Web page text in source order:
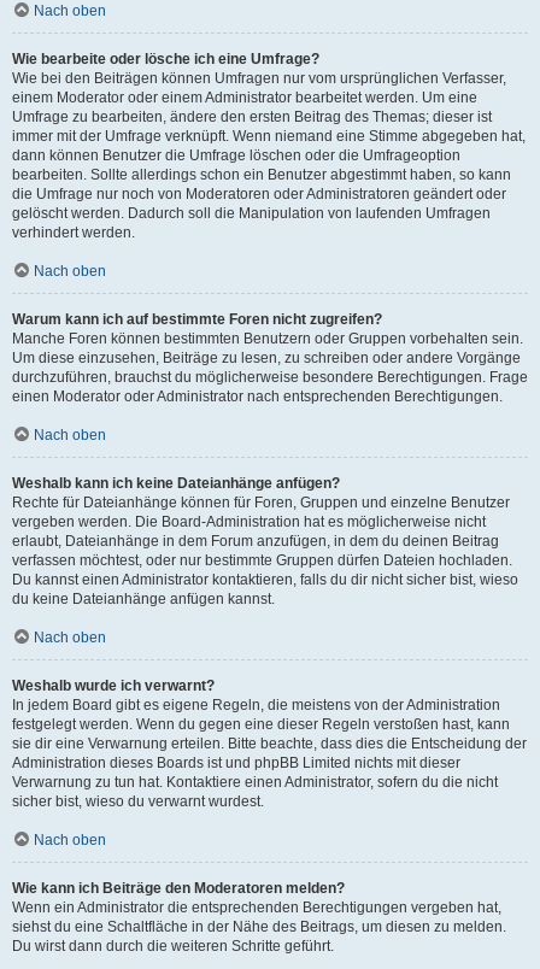
Nach oben
Wie bearbeite oder lösche ich eine Umfrage?
Wie bei den Beiträgen können Umfragen nur vom ursprünglichen Verfasser,
einem Moderator oder einem Administrator bearbeitet werden. Um eine
Umfrage zu bearbeiten, ändere den ersten Beitrag des Themas; dieser ist
immer mit der Umfrage verknüpft. Wenn niemand eine Stimme abgegeben hat,
dann können Benutzer die Umfrage löschen oder die Umfrageoption
bearbeiten. Sollte allerdings schon ein Benutzer abgestimmt haben, so kann
die Umfrage nur noch von Moderatoren oder Administratoren geändert oder
gelöscht werden. Dadurch soll die Manipulation von laufenden Umfragen
verhindert werden.
Nach oben
Warum kann ich auf bestimmte Foren nicht zugreifen?
Manche Foren können bestimmten Benutzern oder Gruppen vorbehalten sein.
Um diese einzusehen, Beiträge zu lesen, zu schreiben oder andere Vorgänge
durchzuführen, brauchst du möglicherweise besondere Berechtigungen. Frage
einen Moderator oder Administrator nach entsprechenden Berechtigungen.
Nach oben
Weshalb kann ich keine Dateianhänge anfügen?
Rechte für Dateianhänge können für Foren, Gruppen und einzelne Benutzer
vergeben werden. Die Board-Administration hat es möglicherweise nicht
erlaubt, Dateianhänge in dem Forum anzufügen, in dem du deinen Beitrag
verfassen möchtest, oder nur bestimmte Gruppen dürfen Dateien hochladen.
Du kannst einen Administrator kontaktieren, falls du dir nicht sicher bist, wieso
du keine Dateianhänge anfügen kannst.
Nach oben
Weshalb wurde ich verwarnt?
In jedem Board gibt es eigene Regeln, die meistens von der Administration
festgelegt werden. Wenn du gegen eine dieser Regeln verstoßen hast, kann
sie dir eine Verwarnung erteilen. Bitte beachte, dass dies die Entscheidung der
Administration dieses Boards ist und phpBB Limited nichts mit dieser
Verwarnung zu tun hat. Kontaktiere einen Administrator, sofern du die nicht
sicher bist, wieso du verwarnt wurdest.
Nach oben
Wie kann ich Beiträge den Moderatoren melden?
Wenn ein Administrator die entsprechenden Berechtigungen vergeben hat,
siehst du eine Schaltfläche in der Nähe des Beitrags, um diesen zu melden.
Du wirst dann durch die weiteren Schritte geführt.